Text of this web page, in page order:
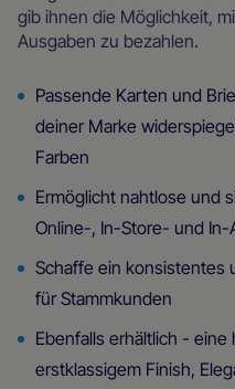
gib ihnen die Möglichkeit,
Ausgaben zu bezahlen.
Passende Karten und
deiner Marke
Farben
Ermöglicht nahtlose und
Online-, In-Store- und
Schaffe ein konsistentes
für Stammkunden
Ebenfalls erhältlich -
erstklassigem Finish,